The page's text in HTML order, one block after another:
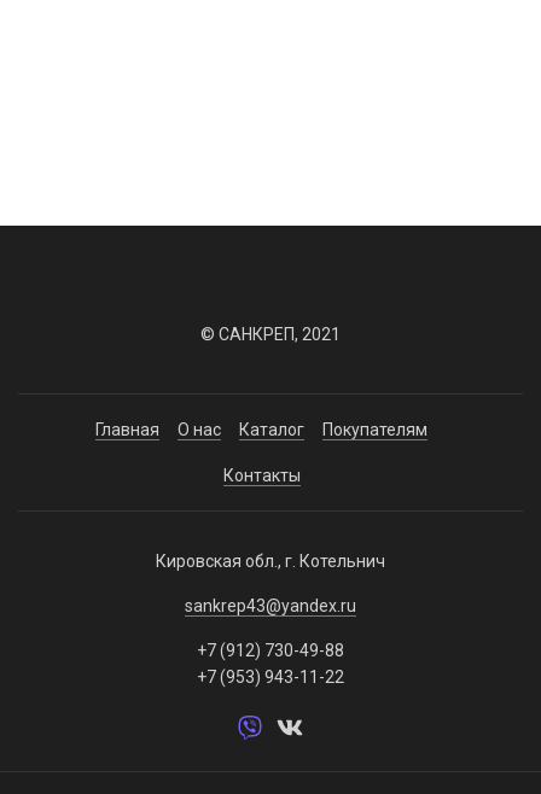
© САНКРЕП, 2021
Главная О нас Каталог Покупателям
Контакты
Кировская обл., г. Котельнич
sankrep43@yandex.ru
+7 (912) 730-49-88
+7 (953) 943-11-22